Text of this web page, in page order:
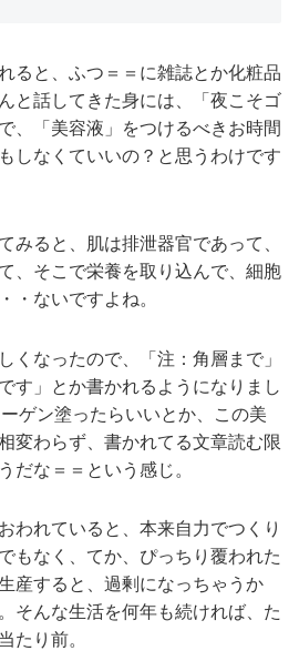
ると、ふつ＝＝に雑誌とか化粧品
と話してきた身には、「夜こそゴ
、「美容液」をつけるべきお時間
しなくていいの？と思うわけです
みると、肌は排泄器官であって、
、そこで栄養を取り込んで、細胞
・ないですよね。
くなったので、「注：角層まで」
す」とか書かれるようになりまし
ゲン塗ったらいいとか、この美
変わらず、書かれてる文章読む限
だな＝＝という感じ。
われていると、本来自力でつくり
もなく、てか、ぴっちり覆われた
産すると、過剰になっちゃうか
そんな生活を何年も続ければ、た
たり前。